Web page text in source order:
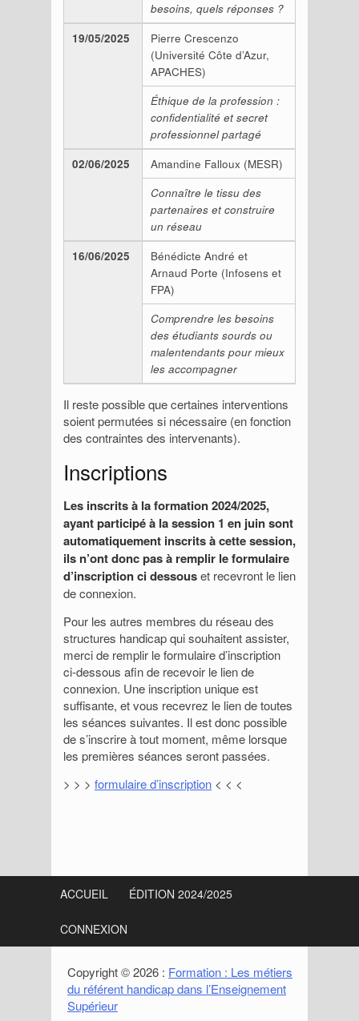
besoins, quels réponses ?
19/05/2025
Pierre Crescenzo
(Université Côte d’Azur,
APACHES)
Éthique de la profession :
confidentialité et secret
professionnel partagé
02/06/2025
Amandine Falloux (MESR)
Connaître le tissu des
partenaires et construire
un réseau
16/06/2025
Bénédicte André et
Arnaud Porte (Infosens et
FPA)
Comprendre les besoins
des étudiants sourds ou
malentendants pour mieux
les accompagner
Il reste possible que certaines interventions
soient permutées si nécessaire (en fonction
des contraintes des intervenants).
Inscriptions
Les inscrits à la formation 2024/2025,
ayant participé à la session 1 en juin sont
automatiquement inscrits à cette session,
ils n’ont donc pas à remplir le formulaire
d’inscription ci dessouset recevront le lien
de connexion.
Pour les autres membres du réseau des
structures handicap qui souhaitent assister,
merci de remplir le formulaire d’inscription
ci-dessous afin de recevoir le lien de
connexion. Une inscription unique est
suffisante, et vous recevrez le lien de toutes
les séances suivantes. Il est donc possible
de s’inscrire à tout moment, même lorsque
les premières séances seront passées.
> > > formulaire d’inscription < < <
i
d
e
b
a
ACCUEIL ÉDITION 2024/2025
CONNEXION
Copyright © 2026 : Formation : Les métiers
du référent handicap dans l’Enseignement
Supérieur